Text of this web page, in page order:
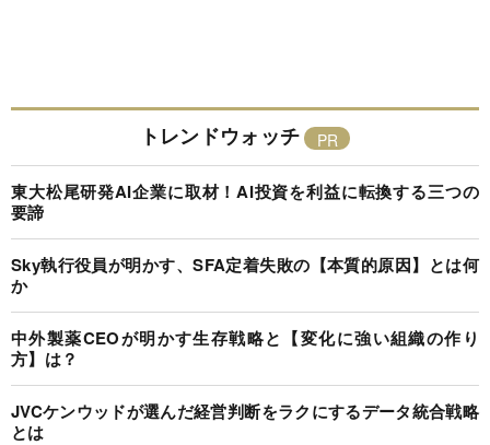
トレンドウォッチ
東大松尾研発AI企業に取材！AI投資を利益に転換する三つの
要諦
Sky執行役員が明かす、SFA定着失敗の【本質的原因】とは何
か
中外製薬CEOが明かす生存戦略と【変化に強い組織の作り
方】は？
JVCケンウッドが選んだ経営判断をラクにするデータ統合戦略
とは